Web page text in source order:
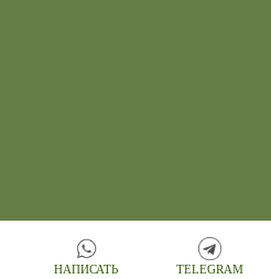
НАПИСАТЬ TELEGRAM